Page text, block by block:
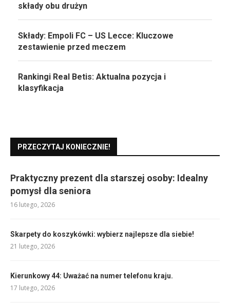
składy obu drużyn
Składy: Empoli FC – US Lecce: Kluczowe
zestawienie przed meczem
Rankingi Real Betis: Aktualna pozycja i
klasyfikacja
PRZECZYTAJ KONIECZNIE!
Praktyczny prezent dla starszej osoby: Idealny
pomysł dla seniora
16 lutego, 2026
Skarpety do koszykówki: wybierz najlepsze dla siebie!
21 lutego, 2026
Kierunkowy 44: Uważać na numer telefonu kraju.
17 lutego, 2026